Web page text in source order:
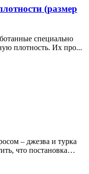
(размер
спе­ци­аль­но
плот­ность. Их про...
– джезва и турка
что постановка…